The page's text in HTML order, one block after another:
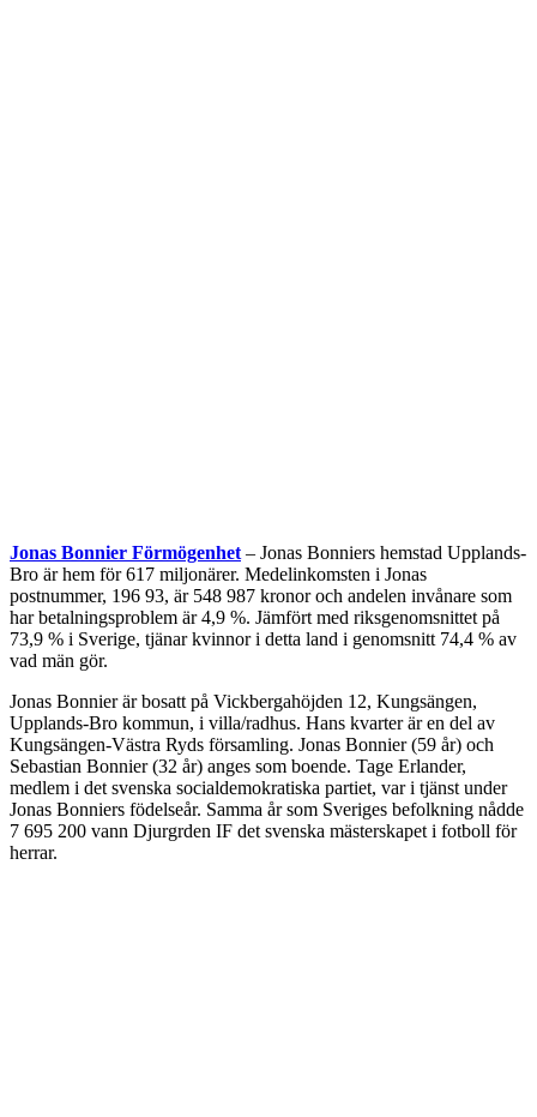
Jonas Bonnier Förmögenhet – Jonas Bonniers hemstad Upplands-
Bro är hem för 617 miljonärer. Medelinkomsten i Jonas
postnummer, 196 93, är 548 987 kronor och andelen invånare som
har betalningsproblem är 4,9 %. Jämfört med riksgenomsnittet på
73,9 % i Sverige, tjänar kvinnor i detta land i genomsnitt 74,4 % av
vad män gör.
Jonas Bonnier är bosatt på Vickbergahöjden 12, Kungsängen,
Upplands-Bro kommun, i villa/radhus. Hans kvarter är en del av
Kungsängen-Västra Ryds församling. Jonas Bonnier (59 år) och
Sebastian Bonnier (32 år) anges som boende. Tage Erlander,
medlem i det svenska socialdemokratiska partiet, var i tjänst under
Jonas Bonniers födelseår. Samma år som Sveriges befolkning nådde
7 695 200 vann Djurgrden IF det svenska mästerskapet i fotboll för
herrar.